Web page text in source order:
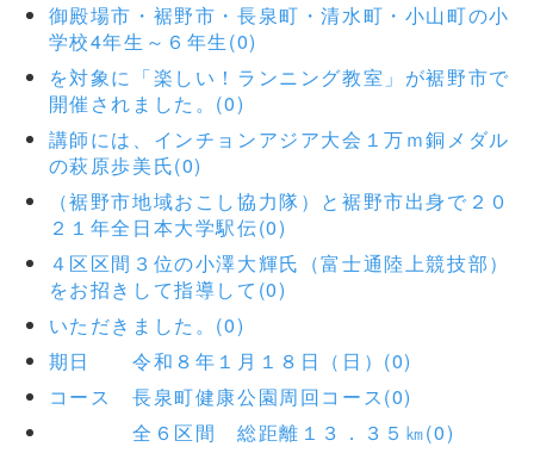
御殿場市・裾野市・長泉町・清水町・小山町の小
学校4年生～６年生(0)
を対象に「楽しい！ランニング教室」が裾野市で
開催されました。(0)
講師には、インチョンアジア大会１万ｍ銅メダル
の萩原歩美氏(0)
（裾野市地域おこし協力隊）と裾野市出身で２０
２１年全日本大学駅伝(0)
４区区間３位の小澤大輝氏（富士通陸上競技部）
をお招きして指導して(0)
いただきました。(0)
期日 令和８年１月１８日（日）(0)
コース 長泉町健康公園周回コース(0)
全６区間 総距離１３．３５㎞(0)